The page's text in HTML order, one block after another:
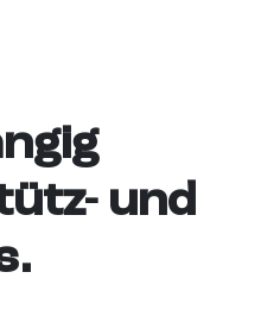
und